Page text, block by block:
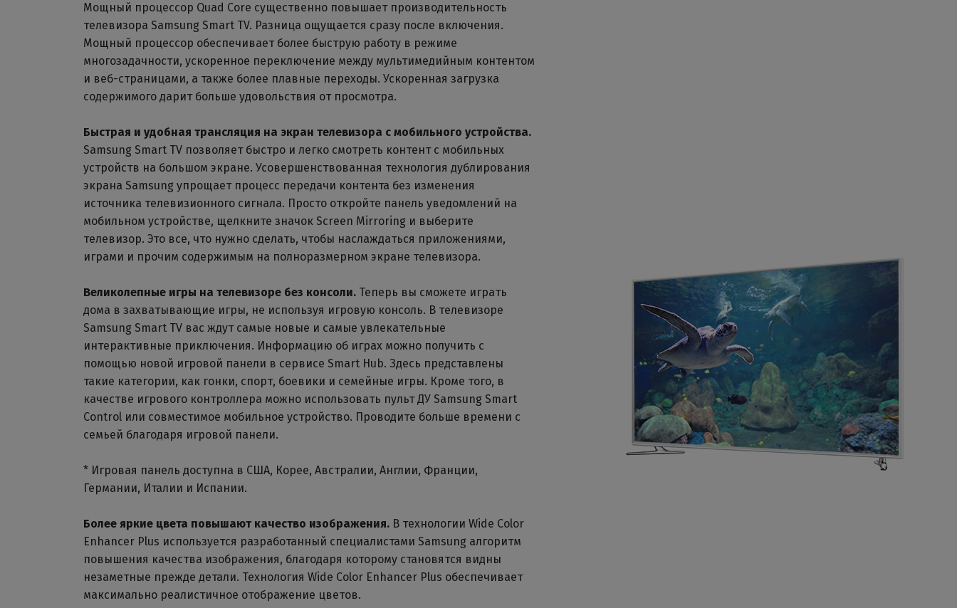
Мощный процессор Quad Core существенно повышает производительность
телевизора Samsung Smart TV. Разница ощущается сразу после включения.
Мощный процессор обеспечивает более быструю работу в режиме
многозадачности, ускоренное переключение между мультимедийным контентом
и веб-страницами, а также более плавные переходы. Ускоренная загрузка
содержимого дарит больше удовольствия от просмотра.
Быстрая и удобная трансляция на экран телевизора с мобильного устройства.
Samsung Smart TV позволяет быстро и легко смотреть контент с мобильных
устройств на большом экране. Усовершенствованная технология дублирования
экрана Samsung упрощает процесс передачи контента без изменения
источника телевизионного сигнала. Просто откройте панель уведомлений на
мобильном устройстве, щелкните значок Screen Mirroring и выберите
телевизор. Это все, что нужно сделать, чтобы наслаждаться приложениями,
играми и прочим содержимым на полноразмерном экране телевизора.
Великолепные игры на телевизоре без консоли. Теперь вы сможете играть
дома в захватывающие игры, не используя игровую консоль. В телевизоре
Samsung Smart TV вас ждут самые новые и самые увлекательные
интерактивные приключения. Информацию об играх можно получить с
помощью новой игровой панели в сервисе Smart Hub. Здесь представлены
такие категории, как гонки, спорт, боевики и семейные игры. Кроме того, в
качестве игрового контроллера можно использовать пульт ДУ Samsung Smart
Control или совместимое мобильное устройство. Проводите больше времени с
семьей благодаря игровой панели.
* Игровая панель доступна в США, Корее, Австралии, Англии, Франции,
Германии, Италии и Испании.
Более яркие цвета повышают качество изображения. В технологии Wide Color
Enhancer Plus используется разработанный специалистами Samsung алгоритм
повышения качества изображения, благодаря которому становятся видны
незаметные прежде детали. Технология Wide Color Enhancer Plus обеспечивает
максимально реалистичное отображение цветов.